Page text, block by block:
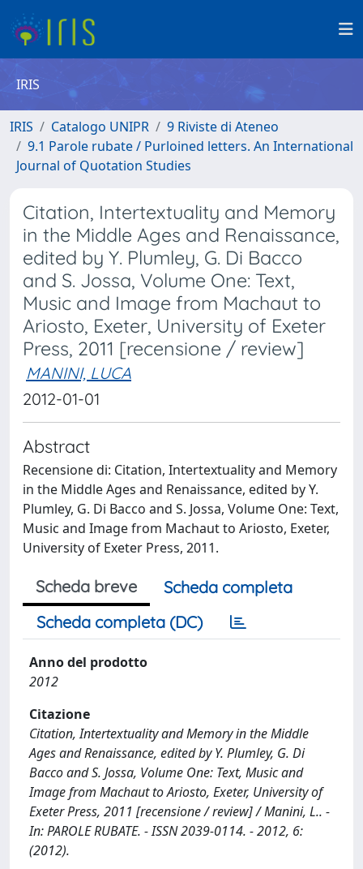
IRIS
IRIS Catalogo UNIPR
9 Riviste di Ateneo
9.1 Parole rubate / Purloined letters. An International
Journal of Quotation Studies
Citation, Intertextuality and Memory
in the Middle Ages and Renaissance,
edited by Y. Plumley, G. Di Bacco
and S. Jossa, Volume One: Text,
Music and Image from Machaut to
Ariosto, Exeter, University of Exeter
Press, 2011 [recensione / review]
MANINI, LUCA
2012-01-01
Abstract
Recensione di: Citation, Intertextuality and Memory
in the Middle Ages and Renaissance, edited by Y.
Plumley, G. Di Bacco and S. Jossa, Volume One: Text,
Music and Image from Machaut to Ariosto, Exeter,
University of Exeter Press, 2011.
Scheda breve
Scheda completa
Scheda completa (DC)
Anno del prodotto
2012
Citazione
Citation, Intertextuality and Memory in the Middle
Ages and Renaissance, edited by Y. Plumley, G. Di
Bacco and S. Jossa, Volume One: Text, Music and
Image from Machaut to Ariosto, Exeter, University of
Exeter Press, 2011 [recensione / review] / Manini, L.. -
In: PAROLE RUBATE. - ISSN 2039-0114. - 2012, 6:
(2012).